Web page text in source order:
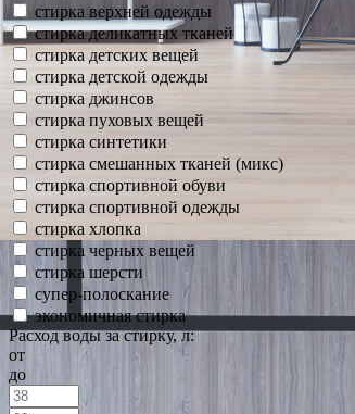
стирка верхней одежды
стирка деликатных тканей
стирка детских вещей
стирка детской одежды
стирка джинсов
стирка пуховых вещей
стирка синтетики
стирка смешанных тканей (микс)
стирка спортивной обуви
стирка спортивной одежды
стирка хлопка
стирка черных вещей
стирка шерсти
супер-полоскание
экономичная стирка
Расход воды за стирку, л:
от
до